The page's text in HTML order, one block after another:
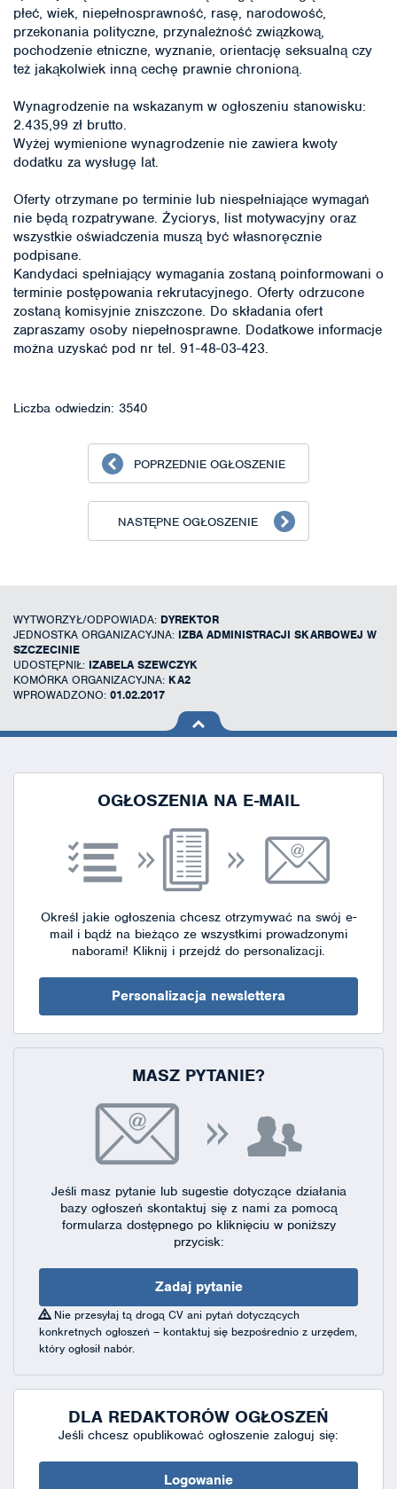
płeć, wiek, niepełnosprawność, rasę, narodowość,
przekonania polityczne, przynależność związkową,
pochodzenie etniczne, wyznanie, orientację seksualną czy
też jakąkolwiek inną cechę prawnie chronioną.
Wynagrodzenie na wskazanym w ogłoszeniu stanowisku:
2.435,99 zł brutto.
Wyżej wymienione wynagrodzenie nie zawiera kwoty
dodatku za wysługę lat.
Oferty otrzymane po terminie lub niespełniające wymagań
nie będą rozpatrywane. Życiorys, list motywacyjny oraz
wszystkie oświadczenia muszą być własnoręcznie
podpisane.
Kandydaci spełniający wymagania zostaną poinformowani o
terminie postępowania rekrutacyjnego. Oferty odrzucone
zostaną komisyjnie zniszczone. Do składania ofert
zapraszamy osoby niepełnosprawne. Dodatkowe informacje
można uzyskać pod nr tel. 91-48-03-423.
Liczba odwiedzin: 3540
POPRZEDNIE OGŁOSZENIE
NASTĘPNE OGŁOSZENIE
WYTWORZYŁ/ODPOWIADA: DYREKTOR
JEDNOSTKA ORGANIZACYJNA: IZBA ADMINISTRACJI SKARBOWEJ W
SZCZECINIE
UDOSTĘPNIŁ: IZABELA SZEWCZYK
KOMÓRKA ORGANIZACYJNA: KA2
WPROWADZONO: 01.02.2017
na górę
OGŁOSZENIA NA E-MAIL
Określ jakie ogłoszenia chcesz otrzymywać na swój e-
mail i bądź na bieżąco ze wszystkimi prowadzonymi
naborami! Kliknij i przejdź do personalizacji.
Personalizacja newslettera
MASZ PYTANIE?
Jeśli masz pytanie lub sugestie dotyczące działania
bazy ogłoszeń skontaktuj się z nami za pomocą
formularza dostępnegopo kliknięciu w poniższy
przycisk:
Zadaj pytanie
Nie przesyłaj tą drogą CV ani pytań dotyczących
konkretnych ogłoszeń – kontaktuj się bezpośrednio z urzędem,
który ogłosił nabór.
DLA REDAKTORÓW OGŁOSZEŃ
Jeśli chcesz opublikować ogłoszenie zaloguj się:
Logowanie